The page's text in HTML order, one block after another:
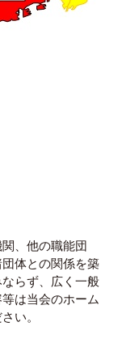
、他の職能団
体との関係を築
らず、広く一般
は当会のホーム
い。